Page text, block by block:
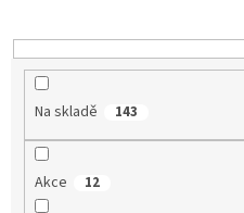
t
ů
Na skladě 143
Akce 12